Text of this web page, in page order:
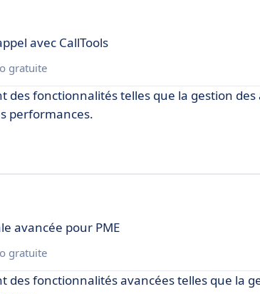
avec CallTools
gratuite
des fonctionnalités telles que la gestion
performances.
avancée pour PME
gratuite
des fonctionnalités avancées telles que la